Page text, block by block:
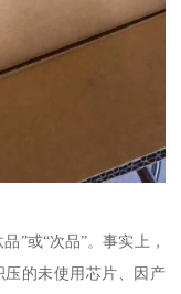
”或“次品”。事实上，
的未使用芯片、因产